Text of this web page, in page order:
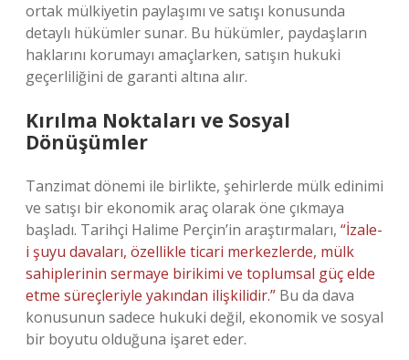
ortak mülkiyetin paylaşımı ve satışı konusunda
detaylı hükümler sunar. Bu hükümler, paydaşların
haklarını korumayı amaçlarken, satışın hukuki
geçerliliğini de garanti altına alır.
Kırılma Noktaları ve Sosyal
Dönüşümler
Tanzimat dönemi ile birlikte, şehirlerde mülk edinimi
ve satışı bir ekonomik araç olarak öne çıkmaya
başladı. Tarihçi Halime Perçin’in araştırmaları, “İzale-
i şuyu davaları, özellikle ticari merkezlerde, mülk
sahiplerinin sermaye birikimi ve toplumsal güç elde
etme süreçleriyle yakından ilişkilidir.” Bu da dava
konusunun sadece hukuki değil, ekonomik ve sosyal
bir boyutu olduğuna işaret eder.